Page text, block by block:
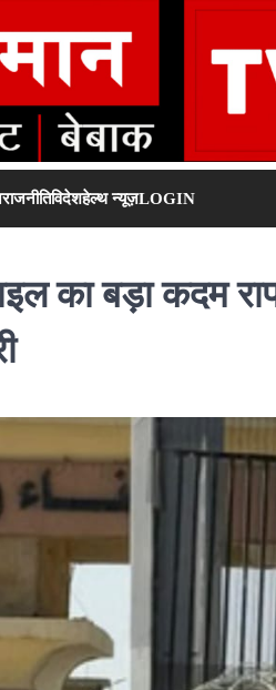
राजनीतिविदेशहेल्थ न्यूज़LOGIN
का बड़ा कदम